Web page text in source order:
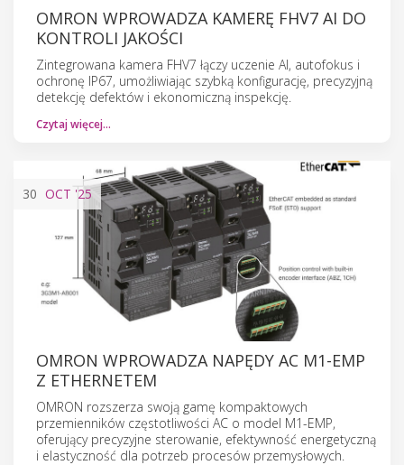
OMRON WPROWADZA KAMERĘ FHV7 AI DO
KONTROLI JAKOŚCI
Zintegrowana kamera FHV7 łączy uczenie AI, autofokus i
ochronę IP67, umożliwiając szybką konfigurację, precyzyjną
detekcję defektów i ekonomiczną inspekcję.
Czytaj więcej…
30 OCT '25
OMRON WPROWADZA NAPĘDY AC M1-EMP
Z ETHERNETEM
OMRON rozszerza swoją gamę kompaktowych
przemienników częstotliwości AC o model M1-EMP,
oferujący precyzyjne sterowanie, efektywność energetyczną
i elastyczność dla potrzeb procesów przemysłowych.